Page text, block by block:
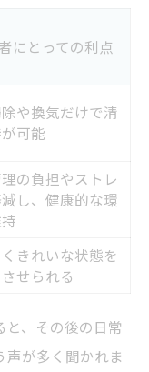
にとっての利点
や換気だけで清
可能
の負担やストレ
し、健康的な環
きれいな状態を
せられる
と、その後の日常
が多く聞かれま